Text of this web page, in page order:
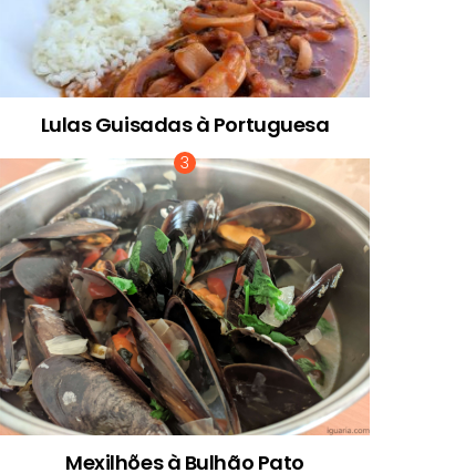
Lulas Guisadas à Portuguesa
Mexilhões à Bulhão Pato